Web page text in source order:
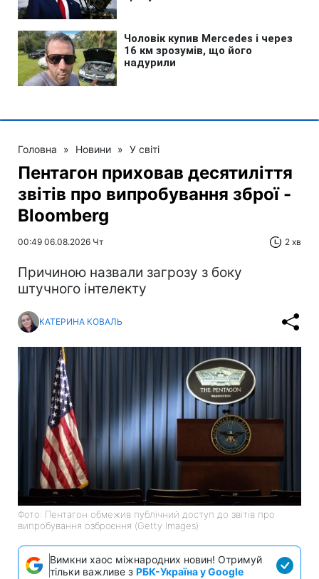
Головна » Новини » У світі
Пентагон приховав десятиліття
звітів про випробування зброї -
Bloomberg
00:49 06.08.2026 Чт 2 хв
Причиною назвали загрозу з боку
штучного інтелекту
КАТЕРИНА КОВАЛЬ
Фото: Пентагон обмежив публічний доступ до звітів про
випробування озброєння (Getty Images)
Вимкни хаос міжнародних новин! Отримуй
тільки важливе з РБК-Україна у Google